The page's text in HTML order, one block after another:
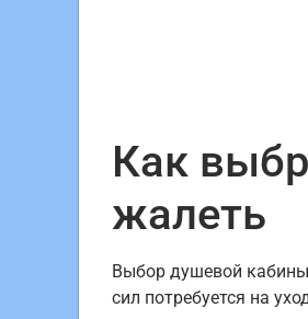
Как
жалеть
Выбор душевой
сил потребуется на